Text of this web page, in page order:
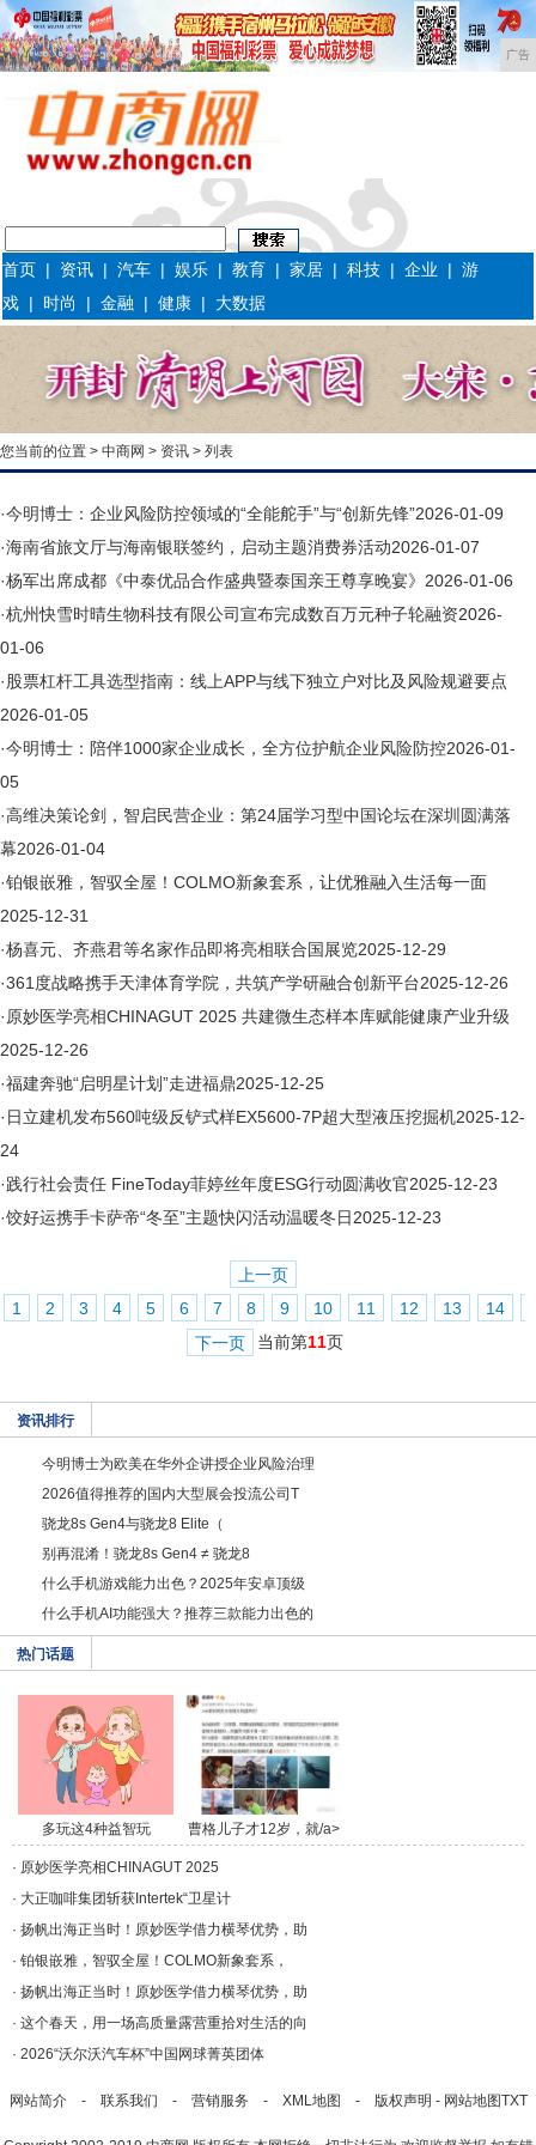
广告
首页 | 资讯 |汽车 |娱乐 |教育 |家居 |科技 |企业 |游
戏 | 时尚 |金融 |健康 | 大数据
您当前的位置 > 中商网 > 资讯 > 列表
·今明博士：企业风险防控领域的“全能舵手”与“创新先锋”2026-01-09
·海南省旅文厅与海南银联签约，启动主题消费券活动2026-01-07
·杨军出席成都《中泰优品合作盛典暨泰国亲王尊享晚宴》 2026-01-06
·杭州快雪时晴生物科技有限公司宣布完成数百万元种子轮融资2026-
01-06
· 股票杠杆工具选型指南：线上APP与线下独立户对比及风险规避要点
2026-01-05
·今明博士：陪伴1000家企业成长，全方位护航企业风险防控2026-01-
05
·高维决策论剑，智启民营企业：第24届学习型中国论坛在深圳圆满落
幕2026-01-04
·铂银嵌雅，智驭全屋！COLMO新象套系，让优雅融入生活每一面
2025-12-31
·杨喜元、齐燕君等名家作品即将亮相联合国展览2025-12-29
·361度战略携手天津体育学院，共筑产学研融合创新平台2025-12-26
· 原妙医学亮相CHINAGUT 2025 共建微生态样本库赋能健康产业升级
2025-12-26
·福建奔驰“启明星计划”走进福鼎2025-12-25
· 日立建机发布560吨级反铲式样EX5600-7P超大型液压挖掘机2025-12-
24
·践行社会责任 FineToday菲婷丝年度ESG行动圆满收官2025-12-23
·饺好运携手卡萨帝“冬至”主题快闪活动温暖冬日2025-12-23
上一页
1
2 3 4 5 6 7 8 9 10 11 12 13 14
下一页
当前第11页
资讯排行
今明博士为欧美在华外企讲授企业风险治理
2026值得推荐的国内大型展会投流公司T
骁龙8s Gen4与骁龙8 Elite（
别再混淆！骁龙8s Gen4 ≠ 骁龙8
什么手机游戏能力出色？2025年安卓顶级
什么手机AI功能强大？推荐三款能力出色的
热门话题
多玩这4种益智玩
具，/a>
曹格儿子才12岁，就/a>
· 原妙医学亮相CHINAGUT 2025
· 大正咖啡集团斩获Intertek“卫星计
· 扬帆出海正当时！原妙医学借力横琴优势，助
· 铂银嵌雅，智驭全屋！COLMO新象套系，
· 扬帆出海正当时！原妙医学借力横琴优势，助
· 这个春天，用一场高质量露营重拾对生活的向
· 2026“沃尔沃汽车杯”中国网球菁英团体
网站简介- 联系我们 - 营销服务 - XML地图 - 版权声明 - 网站地图TXT